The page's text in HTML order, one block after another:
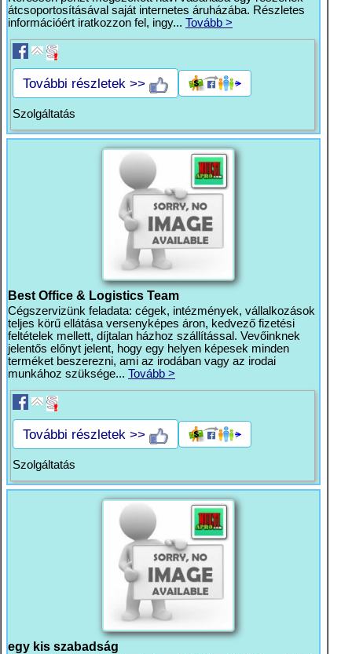
átcsoportosításával saját internetes áruházába. Részletes
információért iratkozzon fel, ingy... Tovább >
További részletek >>
Szolgáltatás
Best Office & Logistics Team
Cégszervizünk feladata: cégek, intézmények, vállalkozások
teljes körű ellátása versenyképes áron, kedvező fizetési
feltételek mellett, díjtalan házhoz szállítással. Vevőinknek
jelentős előnyt jelent, hogy egy helyen képesek minden
terméket beszerezni, ami az irodában vagy az irodai
munkához szüksége... Tovább >
További részletek >>
Szolgáltatás
egy kis szabadság